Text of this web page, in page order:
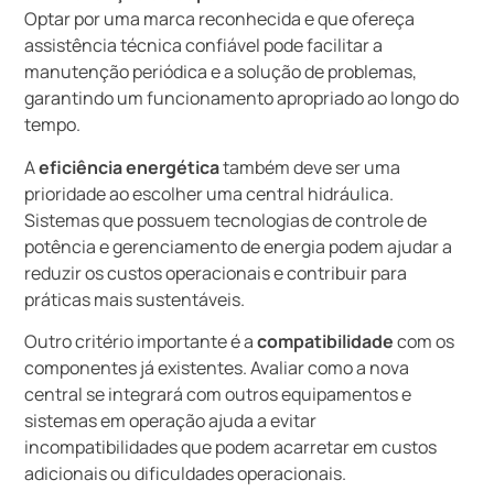
Optar por uma marca reconhecida e que ofereça
assistência técnica confiável pode facilitar a
manutenção periódica e a solução de problemas,
garantindo um funcionamento apropriado ao longo do
tempo.
Aeficiência energéticatambém deve ser uma
prioridade ao escolher uma central hidráulica.
Sistemas que possuem tecnologias de controle de
potência e gerenciamento de energia podem ajudar a
reduzir os custos operacionais e contribuir para
práticas mais sustentáveis.
Outro critério importante é acompatibilidadecom os
componentes já existentes. Avaliar como a nova
central se integrará com outros equipamentos e
sistemas em operação ajuda a evitar
incompatibilidades que podem acarretar em custos
adicionais ou dificuldades operacionais.